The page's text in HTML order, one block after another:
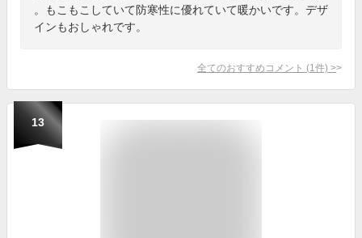
。もこもこしていて防寒性に優れていて暖かいです。デザ
インもおしゃれです。
全てのおすすめコメント (1 件) >
13